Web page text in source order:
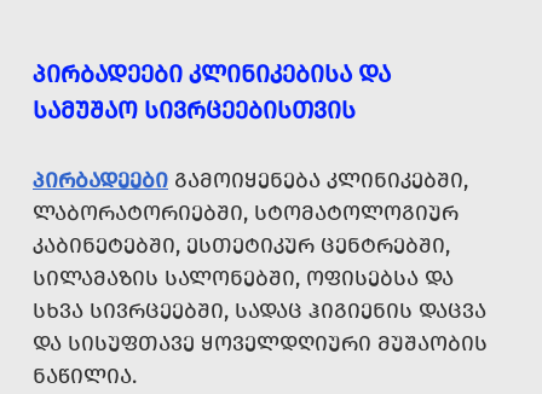
ᲞᲘᲠᲑᲐᲓᲔᲔᲑᲘ ᲙᲚᲘᲜᲘᲙᲔᲑᲘᲡᲐ ᲓᲐ
ᲡᲐᲛᲣᲨᲐᲝ ᲡᲘᲕᲠᲪᲔᲔᲑᲘᲡᲗᲕᲘᲡ
ᲞᲘᲠᲑᲐᲓᲔᲔᲑᲘ ᲒᲐᲛᲝᲘᲧᲔᲜᲔᲑᲐ ᲙᲚᲘᲜᲘᲙᲔᲑᲨᲘ,
ᲚᲐᲑᲝᲠᲐᲢᲝᲠᲘᲔᲑᲨᲘ, ᲡᲢᲝᲛᲐᲢᲝᲚᲝᲒᲘᲣᲠ
ᲙᲐᲑᲘᲜᲔᲢᲔᲑᲨᲘ, ᲔᲡᲗᲔᲢᲘᲙᲣᲠ ᲪᲔᲜᲢᲠᲔᲑᲨᲘ,
ᲡᲘᲚᲐᲛᲐᲖᲘᲡ ᲡᲐᲚᲝᲜᲔᲑᲨᲘ, ᲝᲤᲘᲡᲔᲑᲡᲐ ᲓᲐ
ᲡᲮᲕᲐ ᲡᲘᲕᲠᲪᲔᲔᲑᲨᲘ, ᲡᲐᲓᲐᲪ ᲰᲘᲒᲘᲔᲜᲘᲡ ᲓᲐᲪᲕᲐ
ᲓᲐ ᲡᲘᲡᲣᲤᲗᲐᲕᲔ ᲧᲝᲕᲔᲚᲓᲦᲘᲣᲠᲘ ᲛᲣᲨᲐᲝᲑᲘᲡ
ᲜᲐᲬᲘᲚᲘᲐ.